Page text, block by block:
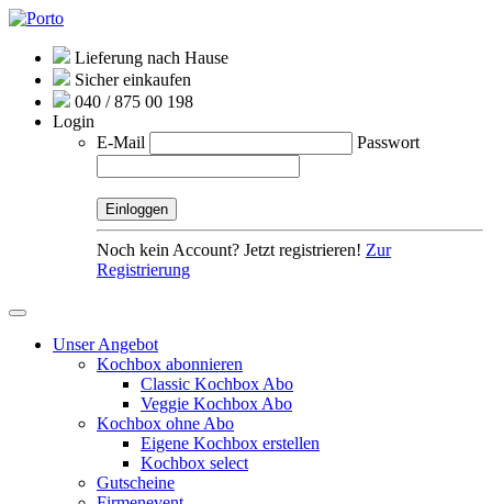
Lieferung nach Hause
Sicher einkaufen
040 / 875 00 198
Login
E-Mail
Passwort
Noch kein Account? Jetzt registrieren! Zur
Registrierung
Unser Angebot
Kochbox abonnieren
Classic Kochbox Abo
Veggie Kochbox Abo
Kochbox ohne Abo
Eigene Kochbox erstellen
Kochbox select
Gutscheine